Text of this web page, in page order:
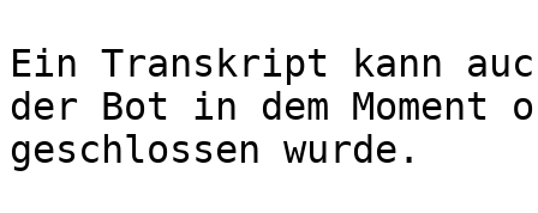
Ein Transkript kann
der Bot in dem
geschlossen wurde.